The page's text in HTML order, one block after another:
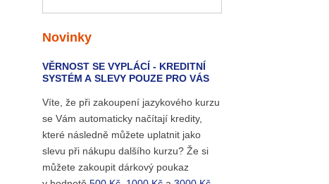
Novinky
VĚRNOST SE VYPLÁCÍ - KREDITNÍ
SYSTÉM A SLEVY POUZE PRO VÁS
Víte, že při zakoupení jazykového kurzu
se Vám automaticky načítají kredity,
které následně můžete uplatnit jako
slevu při nákupu dalšího kurzu? Že si
můžete zakoupit dárkový poukaz